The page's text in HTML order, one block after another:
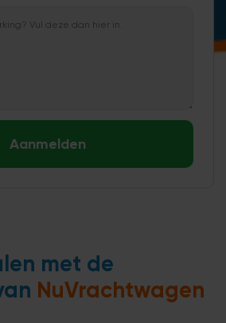
Aanmelden
met de
NuVrachtwagen